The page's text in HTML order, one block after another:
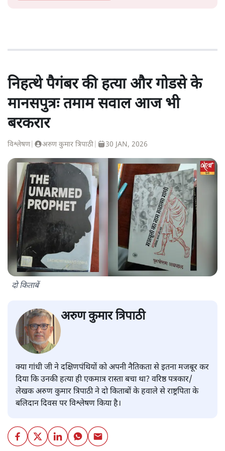
निहत्थे पैगंबर की हत्या और गोडसे के
मानसपुत्रः तमाम सवाल आज भी
बरकरार
विश्लेषण| अरुण कुमार त्रिपाठी 30 JAN, 2026
दो किताबें
अरुण कुमार त्रिपाठी
क्या गांधी जी ने दक्षिणपंथियों को अपनी नैतिकता से इतना मजबूर कर
दिया कि उनकी हत्या ही एकमात्र रास्ता बचा था? वरिष्ठ पत्रकार/
लेखक अरुण कुमार त्रिपाठी ने दो किताबों के हवाले से राष्ट्रपिता के
बलिदान दिवस पर विश्लेषण किया है।